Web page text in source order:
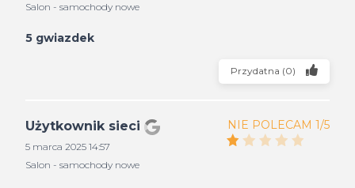
Salon - samochody nowe
5 gwiazdek
Przydatna (0)
Użytkownik sieci
5 marca 2025 14:57
Salon - samochody nowe
NIE POLECAM 1/5